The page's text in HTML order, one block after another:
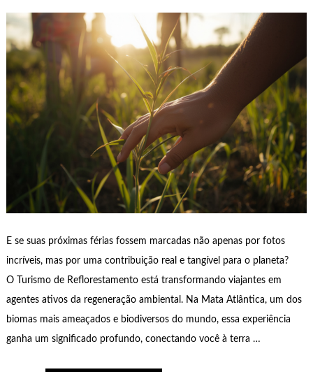
E se suas próximas férias fossem marcadas não apenas por fotos
incríveis, mas por uma contribuição real e tangível para o planeta?
O Turismo de Reflorestamento está transformando viajantes em
agentes ativos da regeneração ambiental. Na Mata Atlântica, um dos
biomas mais ameaçados e biodiversos do mundo, essa experiência
ganha um significado profundo, conectando você à terra …